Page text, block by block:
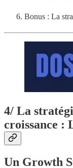
Bonus : La
4/ La
croissance :
Un Growth